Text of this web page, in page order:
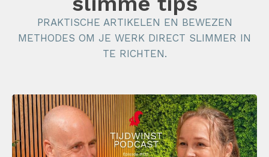
PRAKTISCHE ARTIKELEN EN BEWEZEN
METHODES OM JE WERK DIRECT SLIMMER IN
TE RICHTEN.